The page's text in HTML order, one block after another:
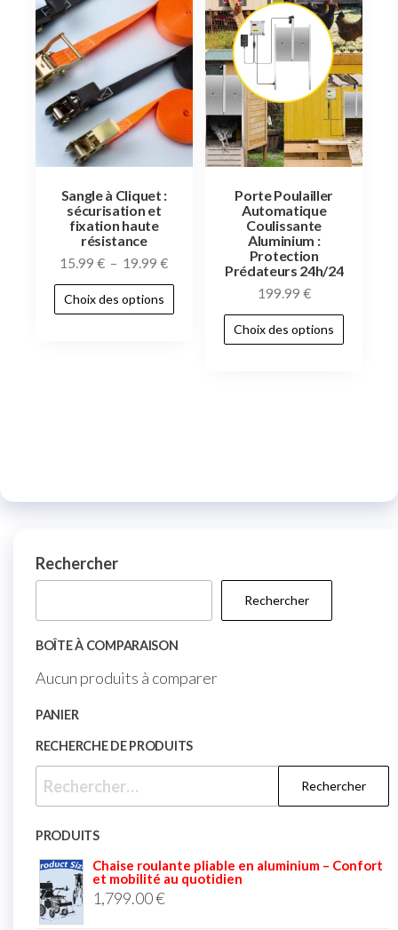
Sangle à Cliquet :
sécurisation et
fixation haute
résistance
15.99€ – 19.99€
Choix des options
Porte Poulailler
Automatique
Coulissante
Aluminium :
Protection
Prédateurs 24h/24
199.99 €
Choix des options
Rechercher
Rechercher
BOÎTE À COMPARAISON
Aucun produits à comparer
PANIER
RECHERCHE DE PRODUITS
PRODUITS
Chaise roulante pliable en aluminium – Confort
et mobilité au quotidien
1,799.00€